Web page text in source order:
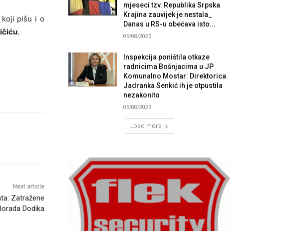
koji pišu i o
.
Next article
Zatražene
Dodika
mjeseci tzv. Republika Srpska
Krajina zauvijek je nestala_
Danas u RS-u obećava isto...
05/08/2026
Inspekcija poništila otkaze
radnicima Bošnjacima u JP
Komunalno Mostar: Direktorica
Jadranka Senkić ih je otpustila
nezakonito
05/08/2026
Load more